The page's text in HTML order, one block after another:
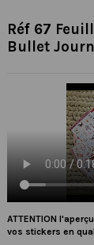
Réf 67
Bullet
ATTENTION
vos stickers en